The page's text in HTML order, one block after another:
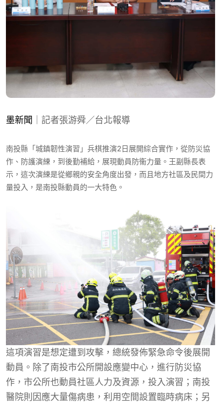
墨新聞 ｜記者張游舜／台北報導
南投縣「城鎮韌性演習」兵棋推演2日展開綜合實作，從防災協
作、防護演練，到後勤補給，展現動員防衞力量。王副縣長表
示，這次演練是從鄉親的安全角度出發，而且地方社區及民間力
量投入，是南投縣動員的一大特色。
這項演習是想定遭到攻擊，總統發佈緊急命令後展開
動員。除了南投市公所開設應變中心，進行防災協
作，市公所也動員社區人力及資源，投入演習；南投
醫院則因應大量傷病患，利用空間設置臨時病床；另